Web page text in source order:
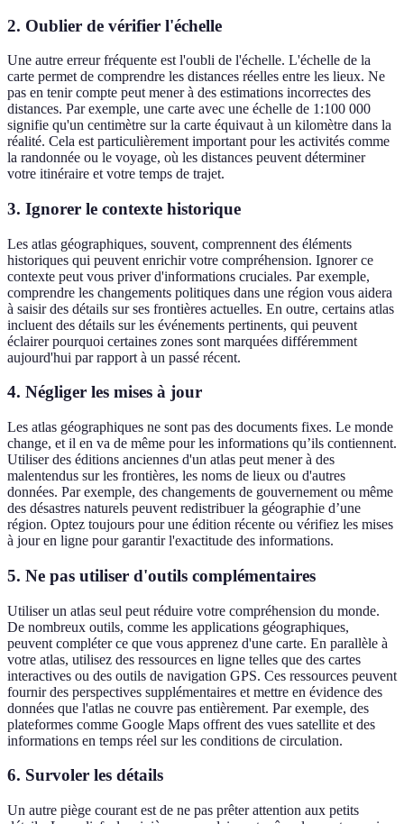
2. Oublier de vérifier l'échelle
Une autre erreur fréquente est l'oubli de l'échelle. L'échelle de la
carte permet de comprendre les distances réelles entre les lieux. Ne
pas en tenir compte peut mener à des estimations incorrectes des
distances. Par exemple, une carte avec une échelle de 1:100 000
signifie qu'un centimètre sur la carte équivaut à un kilomètre dans la
réalité. Cela est particulièrement important pour les activités comme
la randonnée ou le voyage, où les distances peuvent déterminer
votre itinéraire et votre temps de trajet.
3. Ignorer le contexte historique
Les atlas géographiques, souvent, comprennent des éléments
historiques qui peuvent enrichir votre compréhension. Ignorer ce
contexte peut vous priver d'informations cruciales. Par exemple,
comprendre les changements politiques dans une région vous aidera
à saisir des détails sur ses frontières actuelles. En outre, certains atlas
incluent des détails sur les événements pertinents, qui peuvent
éclairer pourquoi certaines zones sont marquées différemment
aujourd'hui par rapport à un passé récent.
4. Négliger les mises à jour
Les atlas géographiques ne sont pas des documents fixes. Le monde
change, et il en va de même pour les informations qu’ils contiennent.
Utiliser des éditions anciennes d'un atlas peut mener à des
malentendus sur les frontières, les noms de lieux ou d'autres
données. Par exemple, des changements de gouvernement ou même
des désastres naturels peuvent redistribuer la géographie d’une
région. Optez toujours pour une édition récente ou vérifiez les mises
à jour en ligne pour garantir l'exactitude des informations.
5. Ne pas utiliser d'outils complémentaires
Utiliser un atlas seul peut réduire votre compréhension du monde.
De nombreux outils, comme les applications géographiques,
peuvent compléter ce que vous apprenez d'une carte. En parallèle à
votre atlas, utilisez des ressources en ligne telles que des cartes
interactives ou des outils de navigation GPS. Ces ressources peuvent
fournir des perspectives supplémentaires et mettre en évidence des
données que l'atlas ne couvre pas entièrement. Par exemple, des
plateformes comme Google Maps offrent des vues satellite et des
informations en temps réel sur les conditions de circulation.
6. Survoler les détails
Un autre piège courant est de ne pas prêter attention aux petits